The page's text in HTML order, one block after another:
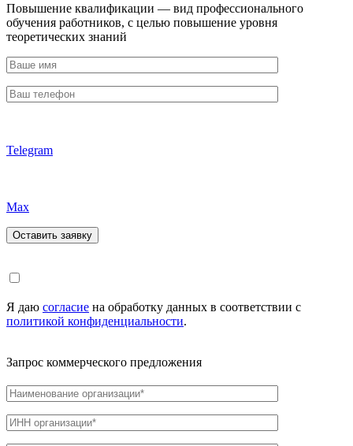
Повышение квалификации — вид профессионального
обучения работников, с целью повышение уровня
теоретических знаний
Telegram
Max
Я даю согласие на обработку данных в соответствии с
политикой конфиденциальности.
Запрос коммерческого предложения